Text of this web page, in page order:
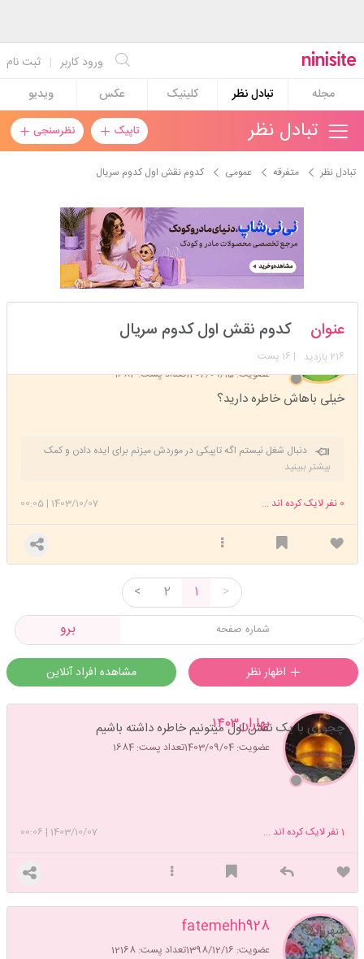
ثبت نام | ورود کاربر
مجله
تبادل نظر کلینیک عکس ویدیو
تاپیک نظرسنجی تبادل نظر
تبادل نظر متفرقه عمومی کدوم نقش اول کدوم سریال
jdhdgs
عضویت: 1402/09/15 تعداد پست: 1682
عنوان کدوم نقش اول کدوم سریال
216 بازدید | 16 پست
خیلی باهاش خاطره دارید؟
دنبال شغل نیستم اگه تاپیکی در موردش میزنم برای ایده دادن و کمک
کردنه
بیشتر ببینید
1403/10/07
|
00:05 0 نفر لایک کرده اند ...
>
1
2
<
برو
مشاهده افراد آنلاین
بهاران۱۴۰۳
عضویت: 1403/09/04 تعداد پست: 1684
چجوری با یک نقش اول میتونیم خاطره داشته باشیم
1403/10/07
|
00:06 1نفر لایک کرده اند ...
fatemehh928
عضویت: 1398/12/16 تعداد پست: 12168
شهرزاد🥲